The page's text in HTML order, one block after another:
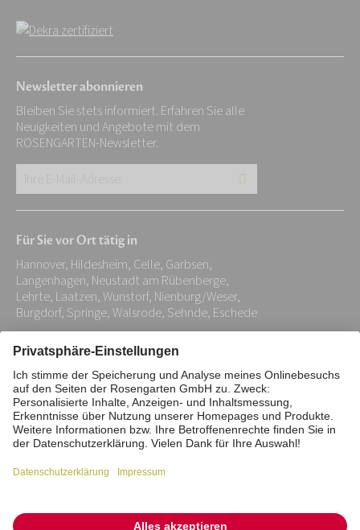
Newsletter abonnieren
Bleiben Sie stets informiert. Erfahren Sie alle
Neuigkeiten und Angebote mit dem
ROSENGARTEN-Newsletter.
E-
Adresse:
*
Für Sie vor Ort tätig in
Hannover, Hildesheim, Celle, Garbsen,
Langenhagen, Neustadt am Rübenberge,
Lehrte, Laatzen, Wunstorf, Nienburg/Weser,
Burgdorf, Springe, Walsrode, Sehnde, Eschede
Impressum Datenschutz
Stiftung
Interne Meldestelle
Zahlungsmittel
Barrierefreiheitserklärung
Vertrag widerrufen